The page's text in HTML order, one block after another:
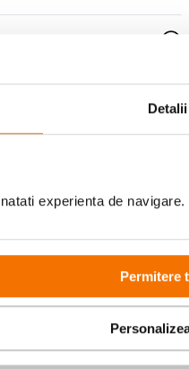
Detalii
experienta de
Permitere
ne
plata